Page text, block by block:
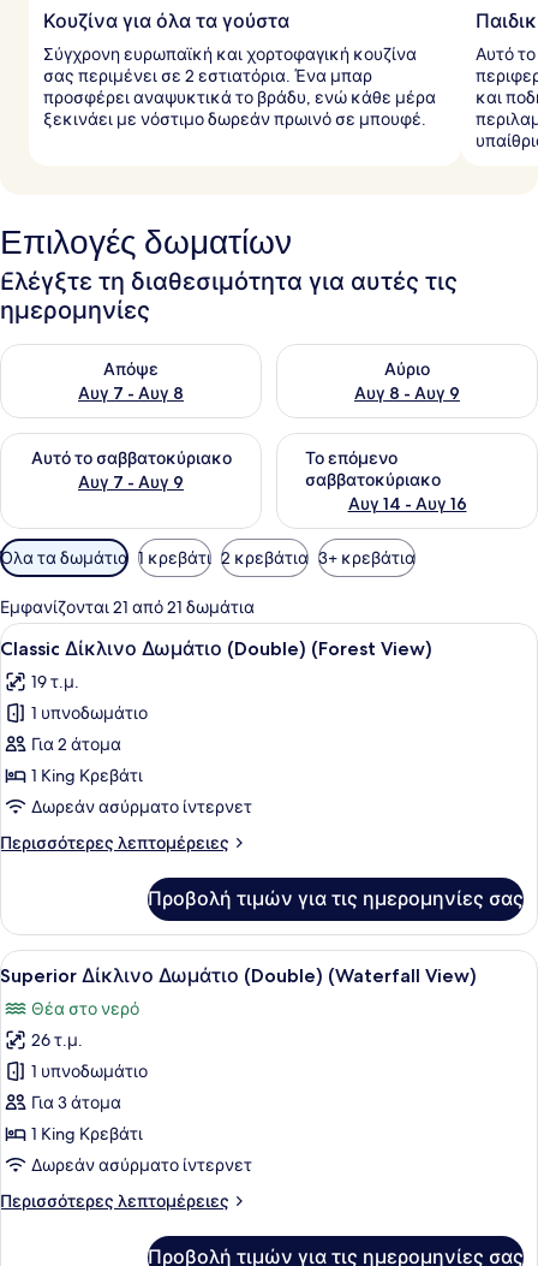
Κουζίνα για όλα τα γούστα
Σύγχρονη ευρωπαϊκή και χορτοφαγική κουζίνα
σας περιμένει σε 2 εστιατόρια. Ένα μπαρ
προσφέρει αναψυκτικά το βράδυ, ενώ κάθε μέρα
ξεκινάει με νόστιμο δωρεάν πρωινό σε μπουφέ.
Αυτό
και
Επιλογές δωματίων
Ελέγξτε τη διαθεσιμότητα για αυτές τις
ημερομηνίες
Απόψε
Αυγ 7 - Αυγ 8
Έλεγχος διαθεσιμότητας για απόψε Αυγ 7 - Αυγ 8
Αύριο
Αυγ 8 - Αυγ 9
Έλεγχος διαθεσιμότητας
Αυτό το σαββατοκύριακο
Αυγ 7 - Αυγ 9
Έλεγχος διαθεσιμότητας για αυτό το σαββατοκύριακο
Το επόμενο
σαββατοκύριακο
Αυγ 14 - Αυγ 16
Έλεγχος διαθεσιμότητας
Διαθέσιμα
φίλτρα
για
τα
δωμάτια
Όλα τα δωμάτια 1 κρεβάτι 2 κρεβάτια 3+ κρεβάτια
Εμφανίζονται 21 από 21 δωμάτια
Προβολή
όλων
των
φωτογραφιών
για
Classic
Δίκλινο
(Double)
Ένα δωμάτιο ξενοδοχείου με ένα
4
Classic Δίκλινο Δωμάτιο (Double) (Forest View)
19 τ.μ.
1 υπνοδωμάτιο
Για 2 άτομα
1 King Κρεβάτι
Δωρεάν ασύρματο ίντερνετ
Περισσότερες λεπτομέρειες
Περισσότερες
Δίκλινο
Δωμάτιο
(Double)
(Forest
View)
Προβολή τιμών για τις ημερομηνίες σας
Προβολή
όλων
των
φωτογραφιών
για
Superior
Δίκλινο
Δωμάτιο
(Double)
(Waterfall
Ένα δωμάτιο ξενοδοχείου με ένα
5
Superior Δίκλινο Δωμάτιο (Double) (Waterfall View)
Θέα στο νερό
26 τ.μ.
1 υπνοδωμάτιο
Για 3 άτομα
1 King Κρεβάτι
Δωρεάν ασύρματο ίντερνετ
Περισσότερες λεπτομέρειες
Περισσότερες
Προβολή τιμών για τις ημερομηνίες σας